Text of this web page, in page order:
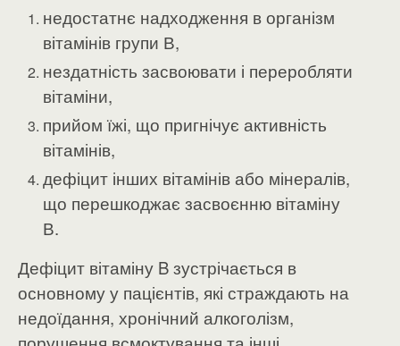
недостатнє надходження в організм
вітамінів групи В,
нездатність засвоювати і переробляти
вітаміни,
прийом їжі, що пригнічує активність
вітамінів,
дефіцит інших вітамінів або мінералів,
що перешкоджає засвоєнню вітаміну
В.
Дефіцит вітаміну B зустрічається в
основному у пацієнтів, які страждають на
недоїдання, хронічний алкоголізм,